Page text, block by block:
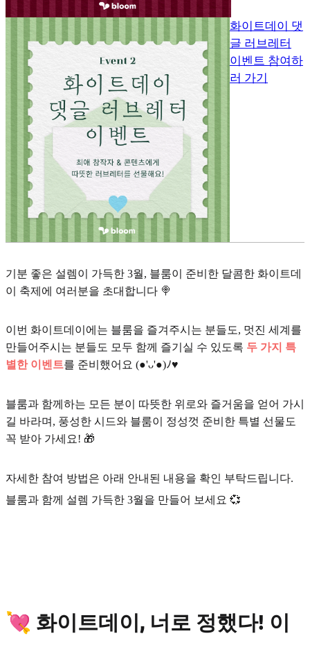
화이트데이 댓
글 러브레터
이벤트 참여하
러 가기
기분 좋은 설렘이 가득한 3월, 블룸이 준비한 달콤한 화이트데
이 축제에 여러분을 초대합니다 🍭
이번 화이트데이에는 블룸을 즐겨주시는 분들도, 멋진 세계를
만들어주시는 분들도 모두 함께 즐기실 수 있도록 두 가지 특
별한 이벤트를 준비했어요 (●'ᴗ'●)ﾉ♥
블룸과 함께하는 모든 분이 따뜻한 위로와 즐거움을 얻어 가시
길 바라며, 풍성한 시드와 블룸이 정성껏 준비한 특별 선물도
꼭 받아 가세요! 🎁
자세한 참여 방법은 아래 안내된 내용을 확인 부탁드립니다.
블룸과 함께 설렘 가득한 3월을 만들어 보세요 💞
💘 화이트데이, 너로 정했다! 이